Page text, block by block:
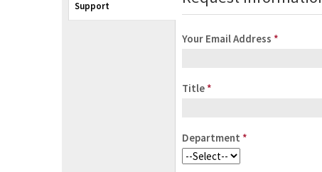
Support
Your Email Address *
Title *
Department *